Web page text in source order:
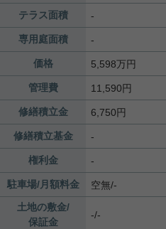
テラス面積 -
専用庭面積 -
価格 5,598万円
管理費 11,590円
修繕積立金 6,750円
修繕積立基金 -
権利金 -
駐車場/月額料金
空無/-
土地の敷金/
保証金
-/-